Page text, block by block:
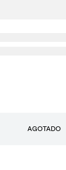
AGOTADO